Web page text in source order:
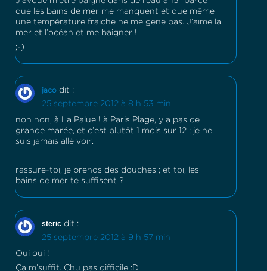
que les bains de mer me manquent et que même
une température fraiche ne me gene pas. J’aime la
mer et l’océan et me baigner !
;-)
jaco dit :
25 septembre 2012 à 8 h 53 min
non non, à La Palue ! à Paris Plage, y a pas de
grande marée, et c’est plutôt 1 mois sur 12 ; je ne
suis jamais allé voir.
rassure-toi, je prends des douches ; et toi, les
bains de mer te suffisent ?
steric dit :
25 septembre 2012 à 9 h 57 min
Oui oui !
Ça m’suffit. Chu pas difficile :D